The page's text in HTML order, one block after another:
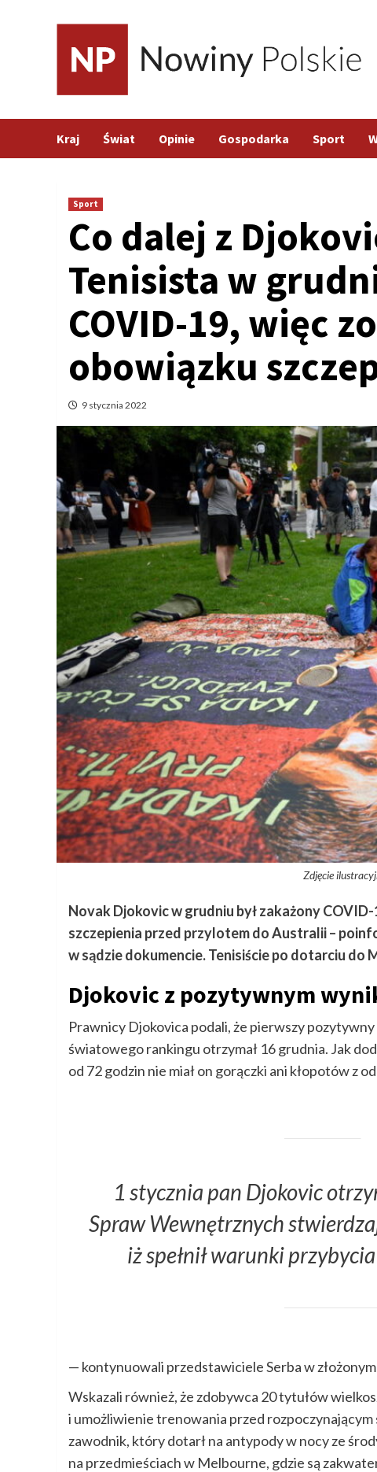
Kraj Świat Opinie Gospodarka Sport
Sport
Co dalej z
Tenisista w
COVID-19, więc
obowiązku
9 stycznia 2022
Zdjęcie
Novak Djokovic w grudniu był zakażony
szczepienia przed przylotem do Australii –
w sądzie dokumencie. Tenisiście po dotarciu do
Djokovic z pozytywnym
Prawnicy Djokovica podali, że pierwszy
światowego rankingu otrzymał 16 grudnia. Jak
od 72 godzin nie miał on gorączki ani kłopotów z
1 stycznia pan Djokovic
Spraw Wewnętrznych
iż spełnił warunki
— kontynuowali przedstawiciele Serba w
Wskazali również, że zdobywca 20 tytułów
i umożliwienie trenowania przed
zawodnik, który dotarł na antypody w nocy ze
na przedmieściach w Melbourne, gdzie są